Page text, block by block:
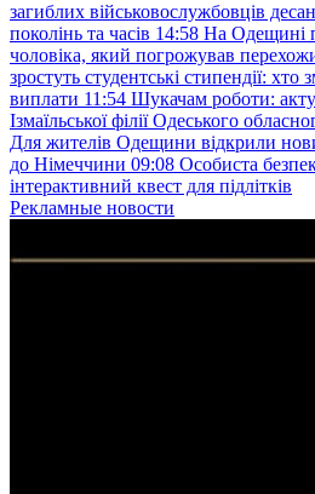
загиблих військовослужбовців
поколінь та часів 14:58 На Одещині
чоловіка, який погрожував
зростуть студентські стипендії:
виплати 11:54 Шукачам роботи:
Ізмаїльської філії Одеського
Для жителів Одещини відкрили
до Німеччини 09:08 Особиста
інтерактивний квест для підлітків
Рекламные новости